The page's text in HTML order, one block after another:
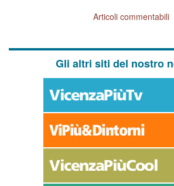
Articoli commentabili
Gli altri siti del nostro